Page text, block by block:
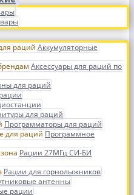
Аккумуляторные
Аксессуары для раций по
для раций
для раций
Программаторы для раций
Программное
Рации 27МГц СИ-БИ
Рации для горнолыжников
антенны
рации